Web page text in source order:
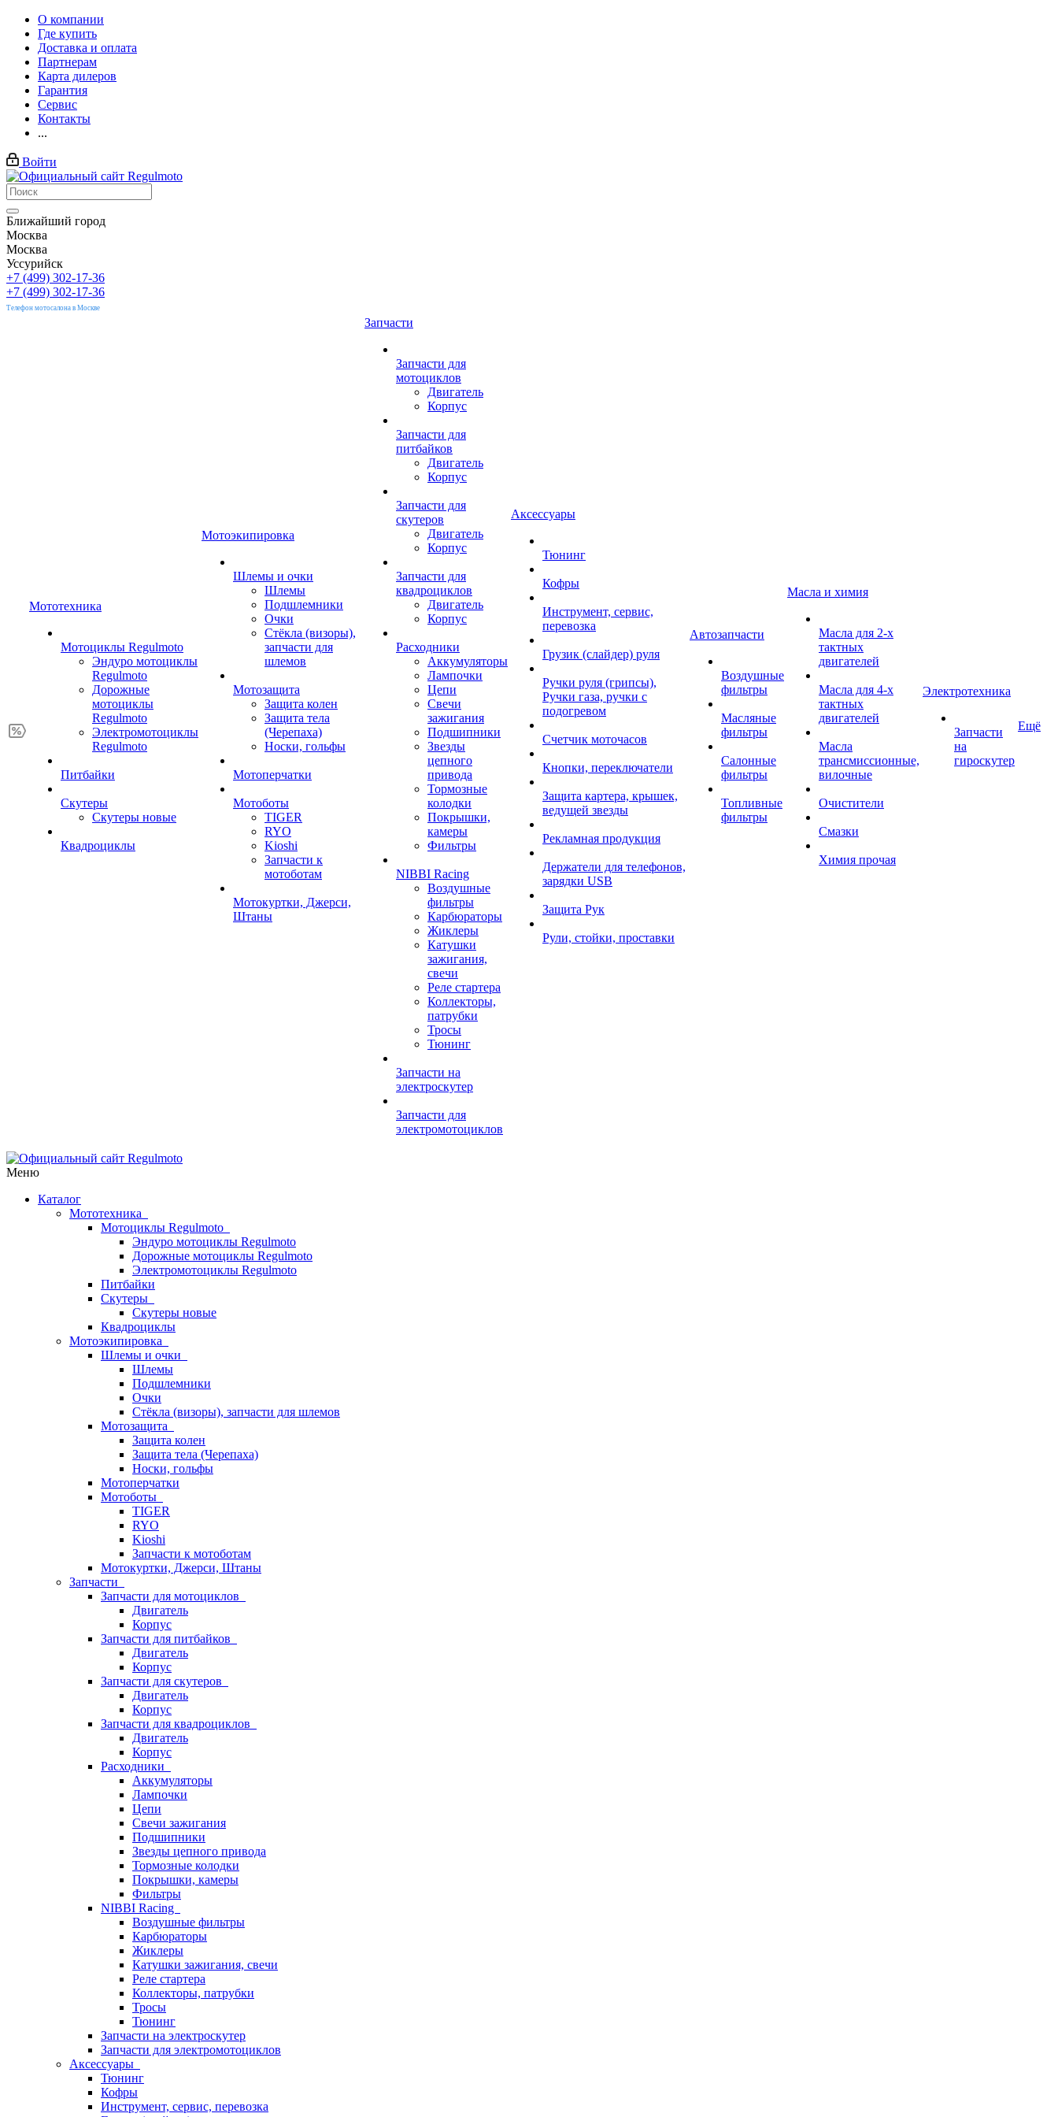
О компании
Где купить
Доставка и оплата
Партнерам
Карта дилеров
Гарантия
Сервис
Контакты
...
Войти
Ближайший город
Москва
Москва
Уссурийск
+7 (499) 302-17-36
+7 (499) 302-17-36
Телефон мотосалона в Москве
Мототехника
Мотоциклы Regulmoto
Эндуро мотоциклы
Regulmoto
Дорожные
мотоциклы
Regulmoto
Электромотоциклы
Regulmoto
Питбайки
Скутеры
Скутеры новые
Квадроциклы
Мотоэкипировка
Шлемы и очки
Шлемы
Подшлемники
Очки
Стёкла (визоры),
запчасти для
шлемов
Мотозащита
Защита колен
Защита тела
(Черепаха)
Носки, гольфы
Мотоперчатки
Мотоботы
TIGER
RYO
Kioshi
Запчасти к
мотоботам
Мотокуртки, Джерси,
Штаны
Запчасти
Запчасти для
мотоциклов
Двигатель
Корпус
Запчасти для
питбайков
Двигатель
Корпус
Запчасти для
скутеров
Двигатель
Корпус
Запчасти для
квадроциклов
Двигатель
Корпус
Расходники
Аккумуляторы
Лампочки
Цепи
Свечи
зажигания
Подшипники
Звезды
цепного
привода
Тормозные
колодки
Покрышки,
камеры
Фильтры
NIBBI Racing
Воздушные
фильтры
Карбюраторы
Жиклеры
Катушки
зажигания,
свечи
Реле стартера
Коллекторы,
патрубки
Тросы
Тюнинг
Запчасти на
электроскутер
Запчасти для
электромотоциклов
Аксессуары
Тюнинг
Кофры
Инструмент, сервис,
перевозка
Грузик (слайдер) руля
Ручки руля (грипсы),
Ручки газа, ручки с
подогревом
Счетчик моточасов
Кнопки, переключатели
Защита картера, крышек,
ведущей звезды
Рекламная продукция
Держатели для телефонов,
зарядки USB
Защита Рук
Рули, стойки, проставки
Автозапчасти
Воздушные
фильтры
Масляные
фильтры
Салонные
фильтры
Топливные
фильтры
Масла и химия
Масла для 2-х
тактных
двигателей
Масла для 4-х
тактных
двигателей
Масла
трансмиссионные,
вилочные
Очистители
Смазки
Химия прочая
Электротехника
Запчасти
на
гироскутер
Ещё
Меню
Каталог
Мототехника
Мотоциклы Regulmoto
Эндуро мотоциклы Regulmoto
Дорожные мотоциклы Regulmoto
Электромотоциклы Regulmoto
Питбайки
Скутеры
Скутеры новые
Квадроциклы
Мотоэкипировка
Шлемы и очки
Шлемы
Подшлемники
Очки
Стёкла (визоры), запчасти для шлемов
Мотозащита
Защита колен
Защита тела (Черепаха)
Носки, гольфы
Мотоперчатки
Мотоботы
TIGER
RYO
Kioshi
Запчасти к мотоботам
Мотокуртки, Джерси, Штаны
Запчасти
Запчасти для мотоциклов
Двигатель
Корпус
Запчасти для питбайков
Двигатель
Корпус
Запчасти для скутеров
Двигатель
Корпус
Запчасти для квадроциклов
Двигатель
Корпус
Расходники
Аккумуляторы
Лампочки
Цепи
Свечи зажигания
Подшипники
Звезды цепного привода
Тормозные колодки
Покрышки, камеры
Фильтры
NIBBI Racing
Воздушные фильтры
Карбюраторы
Жиклеры
Катушки зажигания, свечи
Реле стартера
Коллекторы, патрубки
Тросы
Тюнинг
Запчасти на электроскутер
Запчасти для электромотоциклов
Аксессуары
Тюнинг
Кофры
Инструмент, сервис, перевозка